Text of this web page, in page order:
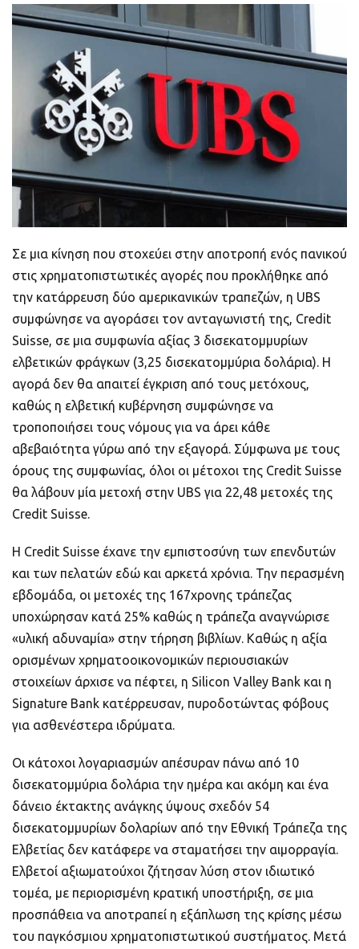
Σε μια κίνηση που στοχεύει στην αποτροπή ενός πανικού
στις χρηματοπιστωτικές αγορές που προκλήθηκε από
την κατάρρευση δύο αμερικανικών τραπεζών, η UBS
συμφώνησε να αγοράσει τον ανταγωνιστή της, Credit
Suisse, σε μια συμφωνία αξίας 3 δισεκατομμυρίων
ελβετικών φράγκων (3,25 δισεκατομμύρια δολάρια). Η
αγορά δεν θα απαιτεί έγκριση από τους μετόχους,
καθώς η ελβετική κυβέρνηση συμφώνησε να
τροποποιήσει τους νόμους για να άρει κάθε
αβεβαιότητα γύρω από την εξαγορά. Σύμφωνα με τους
όρους της συμφωνίας, όλοι οι μέτοχοι της Credit Suisse
θα λάβουν μία μετοχή στην UBS για 22,48 μετοχές της
Credit Suisse.
Η Credit Suisse έχανε την εμπιστοσύνη των επενδυτών
και των πελατών εδώ και αρκετά χρόνια. Την περασμένη
εβδομάδα, οι μετοχές της 167χρονης τράπεζας
υποχώρησαν κατά 25% καθώς η τράπεζα αναγνώρισε
«υλική αδυναμία» στην τήρηση βιβλίων. Καθώς η αξία
ορισμένων χρηματοοικονομικών περιουσιακών
στοιχείων άρχισε να πέφτει, η Silicon Valley Bank και η
Signature Bank κατέρρευσαν, πυροδοτώντας φόβους
για ασθενέστερα ιδρύματα.
Οι κάτοχοι λογαριασμών απέσυραν πάνω από 10
δισεκατομμύρια δολάρια την ημέρα και ακόμη και ένα
δάνειο έκτακτης ανάγκης ύψους σχεδόν 54
δισεκατομμυρίων δολαρίων από την Εθνική Τράπεζα της
Ελβετίας δεν κατάφερε να σταματήσει την αιμορραγία.
Ελβετοί αξιωματούχοι ζήτησαν λύση στον ιδιωτικό
τομέα, με περιορισμένη κρατική υποστήριξη, σε μια
προσπάθεια να αποτραπεί η εξάπλωση της κρίσης μέσω
του παγκόσμιου χρηματοπιστωτικού συστήματος. Μετά
ποιοτικό
Πορτοφόλια Κρυπτονομισμάτων
Metamask τι είναι και πως λειτουργεί αυτό
το πορτοφόλι;
Τι είναι τα NFTs
Νομοθεσία